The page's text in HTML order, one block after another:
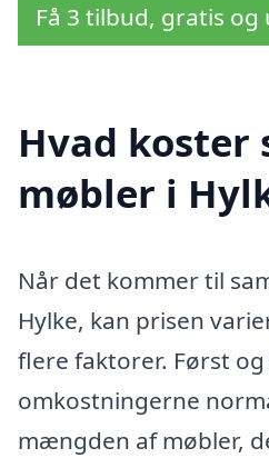
Få 3 tilbud, gratis
Hvad koster
møbler i
Når det kommer til
Hylke, kan prisen
flere faktorer. Først
omkostningerne
mængden af møbler,